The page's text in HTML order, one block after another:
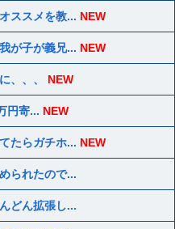
ススメを教... NEW
が子が義兄... NEW
、、、 NEW
円寄... NEW
たらガチホ... NEW
られたので...
どん拡張し...